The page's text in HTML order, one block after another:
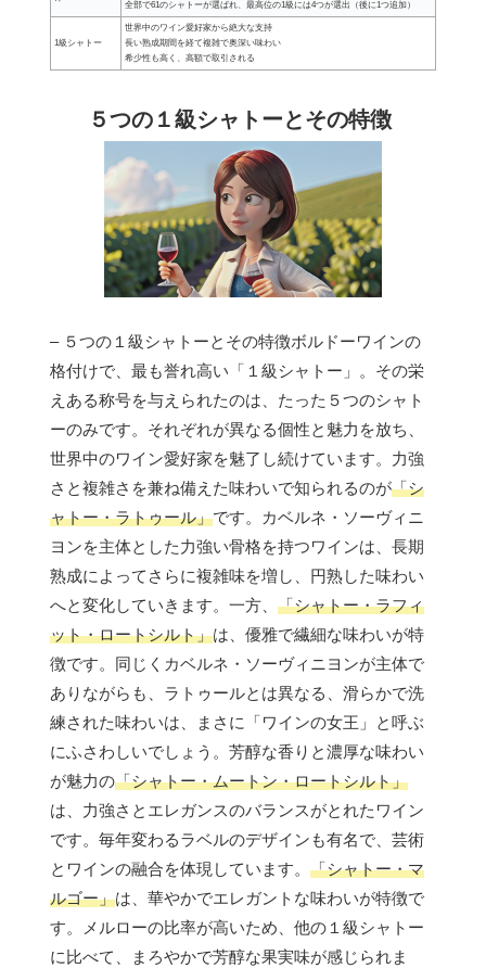
全部で61のシャトーが選ばれ、最高位の1級には4つが選出（後に1つ追加）
1級シャトー
世界中のワイン愛好家から絶大な支持
長い熟成期間を経て複雑で奥深い味わい
希少性も高く、高額で取引される
５つの１級シャトーとその特徴
– ５つの１級シャトーとその特徴ボルドーワインの
格付けで、最も誉れ高い「１級シャトー」。その栄
えある称号を与えられたのは、たった５つのシャト
ーのみです。それぞれが異なる個性と魅力を放ち、
世界中のワイン愛好家を魅了し続けています。力強
さと複雑さを兼ね備えた味わいで知られるのが「シ
ャトー・ラトゥール」です。カベルネ・ソーヴィニ
ヨンを主体とした力強い骨格を持つワインは、長期
熟成によってさらに複雑味を増し、円熟した味わい
へと変化していきます。一方、 「シャトー・ラフィ
ット・ロートシルト」は、優雅で繊細な味わいが特
徴です。同じくカベルネ・ソーヴィニヨンが主体で
ありながらも、ラトゥールとは異なる、滑らかで洗
練された味わいは、まさに「ワインの女王」と呼ぶ
にふさわしいでしょう。芳醇な香りと濃厚な味わい
が魅力の「シャトー・ムートン・ロートシルト」
は、力強さとエレガンスのバランスがとれたワイン
です。毎年変わるラベルのデザインも有名で、芸術
とワインの融合を体現しています。 「シャトー・マ
ルゴー」は、華やかでエレガントな味わいが特徴で
す。メルローの比率が高いため、他の１級シャトー
に比べて、まろやかで芳醇な果実味が感じられま